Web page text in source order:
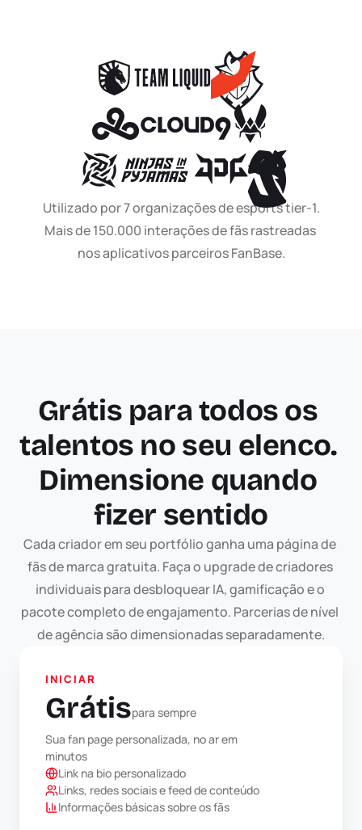
Utilizado por 7 organizações de esports tier-1.
Mais de 150.000 interações de fãs rastreadas
nos aplicativos parceiros FanBase.
Grátis para todos os
talentos no seu elenco.
Dimensione quando
fizer sentido
Cada criador em seu portfólio ganha uma página de
fãs de marca gratuita. Faça o upgrade de criadores
individuais para desbloquear IA, gamificação e o
pacote completo de engajamento. Parcerias de nível
de agência são dimensionadas separadamente.
INICIAR
Grátispara sempre
Sua fan page personalizada, no ar em
minutos
Link na bio personalizado
Links, redes sociais e feed de conteúdo
Informações básicas sobre os fãs